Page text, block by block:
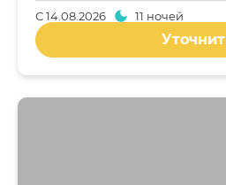
С14.08.2026 11 ночей